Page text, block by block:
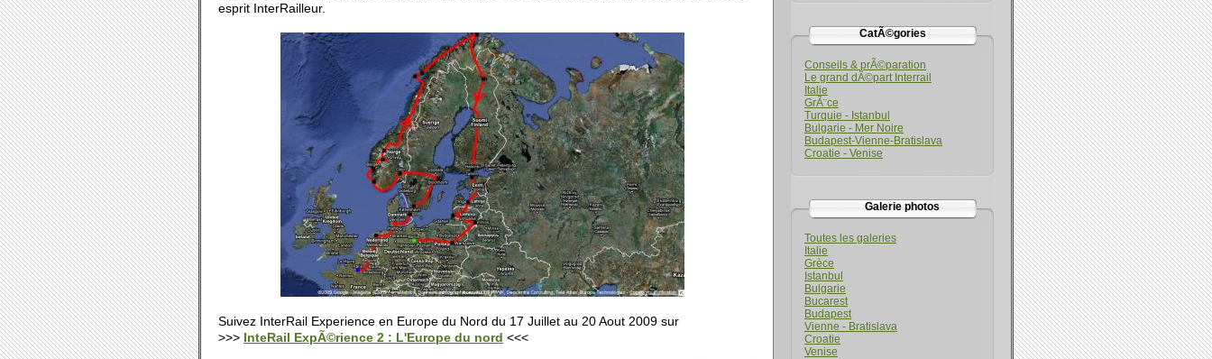
esprit InterRailleur.
Suivez InterRail Experience en Europe du Nord du 17 Juillet au 20 Aout 2009 sur
>>> InteRail ExpÃ©rience 2 : L'Europe du nord <<<
CatÃ©gories
Conseils & prÃ©paration
Le grand dÃ©part Interrail
Italie
GrÃ¨ce
Turquie - Istanbul
Bulgarie - Mer Noire
Budapest-Vienne-Bratislava
Croatie - Venise
Galerie photos
Toutes les galeries
Italie
Grèce
Istanbul
Bulgarie
Bucarest
Budapest
Vienne - Bratislava
Croatie
Venise